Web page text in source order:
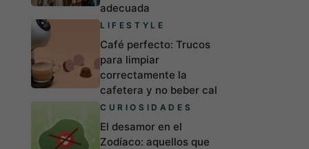
adecuada
LIFESTYLE
Café perfecto: Trucos
para limpiar
correctamente la
cafetera y no beber cal
CURIOSIDADES
El desamor en el
Zodíaco: aquellos que